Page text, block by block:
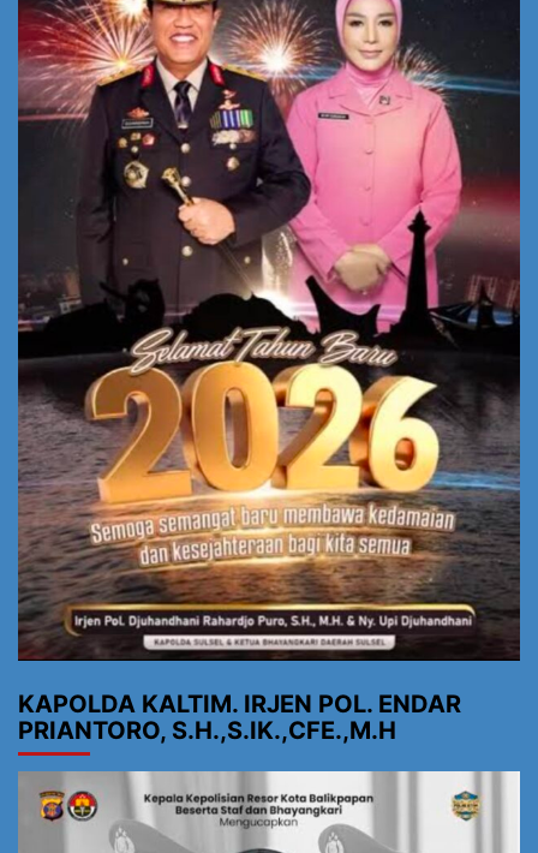
KAPOLDA KALTIM. IRJEN POL. ENDAR
PRIANTORO, S.H.,S.IK.,CFE.,M.H